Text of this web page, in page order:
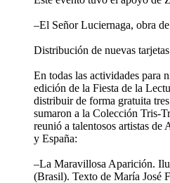
–El Señor Luciernaga, obra
Distribución de nuevas
En todas las actividades para
edición de la Fiesta de la
distribuir de forma gratuita
sumaron a la Colección Tris-
reunió a talentosos artistas
y España:
–La Maravillosa Aparición.
(Brasil). Texto de María José